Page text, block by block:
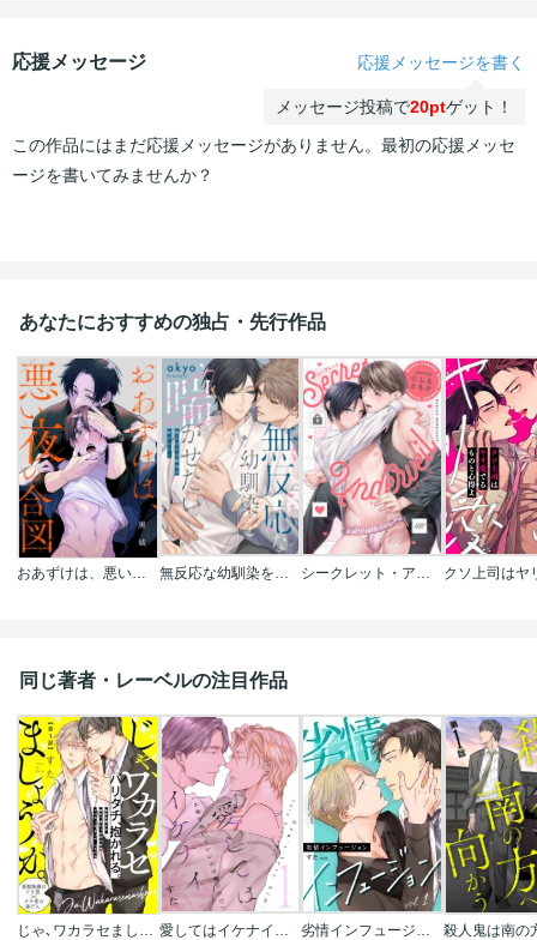
応援メッセージ 応援メッセージを書く
メッセージ投稿で20ptゲット！
この作品にはまだ応援メッセージがありません。最初の応援メッセ
ージを書いてみませんか？
あなたにおすすめの独占・先行作品
おあずけは、悪い夜の合図 無反応な幼馴染を喘がせたい シークレット・アンダーベール
同じ著者・レーベルの注目作品